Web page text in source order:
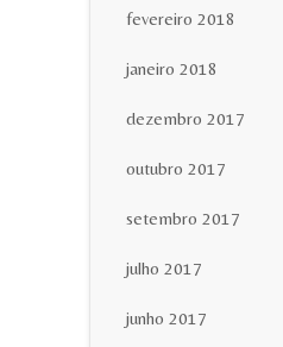
fevereiro 2018
janeiro 2018
dezembro 2017
outubro 2017
setembro 2017
julho 2017
junho 2017